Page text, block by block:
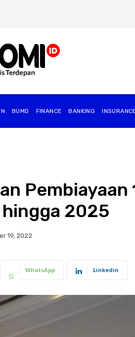
BUMD FINANCE BANKING
Pembiayaan
2025
19, 2022
WhatsApp Linkedin